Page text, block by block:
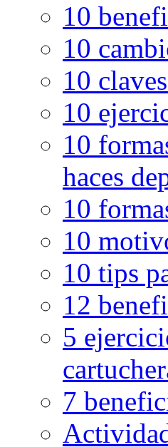
10
10
10
10
10
haces
10
10
10 tips
12
5
7